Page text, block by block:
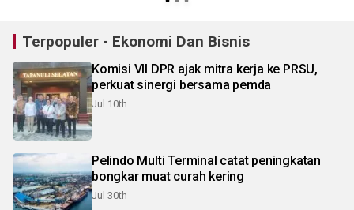
Terpopuler - Ekonomi Dan Bisnis
Komisi VII DPR ajak mitra kerja ke PRSU,
perkuat sinergi bersama pemda
Jul 10th
Pelindo Multi Terminal catat peningkatan
bongkar muat curah kering
Jul 30th